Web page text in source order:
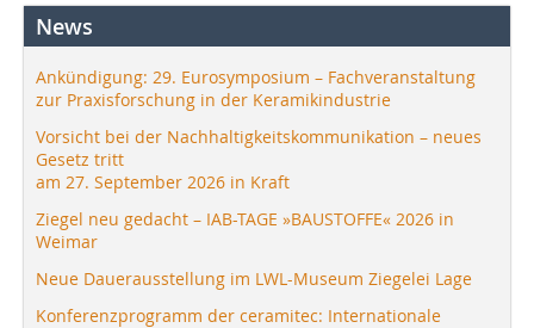
News
Ankündigung: 29. Eurosymposium – Fachveranstaltung
zur Praxisforschung in der Keramikindustrie
Vorsicht bei der Nachhaltigkeitskommunikation – neues
Gesetz tritt
am 27. September 2026 in Kraft
Ziegel neu gedacht – IAB-TAGE »BAUSTOFFE« 2026 in
Weimar
Neue Dauerausstellung im LWL-Museum Ziegelei Lage
Konferenzprogramm der ceramitec: Internationale